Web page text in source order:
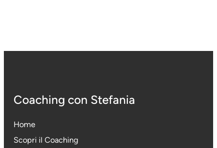
Coaching con Stefania
Home
Scopri il Coaching